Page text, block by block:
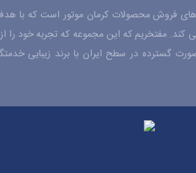
از برترین نمایندگی های فروش محصولات کرمان موتور است که
گسترده در سطح ایران با برند زیبایی